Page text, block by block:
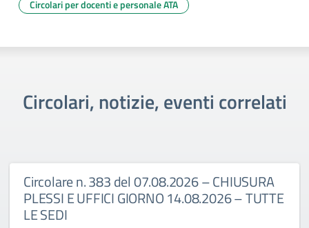
Circolari per docenti e personale ATA
Circolari, notizie, eventi correlati
Circolare n. 383 del 07.08.2026 – CHIUSURA
PLESSI E UFFICI GIORNO 14.08.2026 – TUTTE
LE SEDI